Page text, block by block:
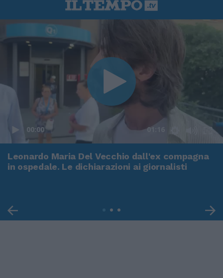
00:00 01:16
Leonardo Maria Del Vecchio dall'ex compagna
in ospedale. Le dichiarazioni ai giornalisti